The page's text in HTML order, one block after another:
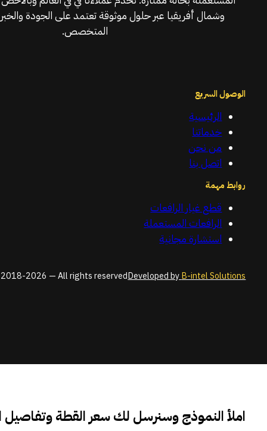
وشمال أفريقيا عبر حلول موثوقة تعتمد على الجودة
المتخصص.
الوصول السريع
الرئيسية
خدماتنا
من نحن
اتصل بنا
روابط مهمة
قطع غيار الرافعات
الرافعات المستعملة
استشارة مجانية
2026 — All rights reservedDeveloped byB-intel Solutions
املأ النموذج وسنرسل لك سعر القطة